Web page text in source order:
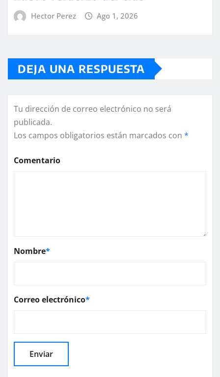
Hector Perez Ago 1, 2026
DEJA UNA RESPUESTA
Tu dirección de correo electrónico no será
publicada.
Los campos obligatorios están marcados con *
Comentario
Nombre*
Correo electrónico*